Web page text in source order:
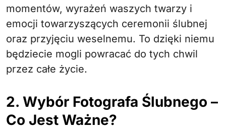
momentów, wyrażeń waszych twarzy i
emocji towarzyszących ceremonii ślubnej
oraz przyjęciu weselnemu. To dzięki niemu
będziecie mogli powracać do tych chwil
przez całe życie.
2. Wybór Fotografa Ślubnego –
Co Jest Ważne?